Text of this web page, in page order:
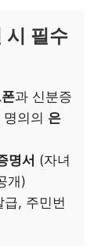
시 필수
과 신분증
의의 은
명서 (자녀
개)
급, 주민번